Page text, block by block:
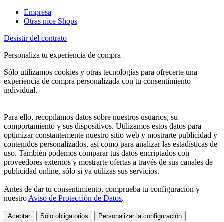
Empresa
Otras nice Shops
Desistir del contrato
Personaliza tu experiencia de compra
Sólo utilizamos cookies y otras tecnologías para ofrecerte una
experiencia de compra personalizada con tu consentimiento
individual.
Para ello, recopilamos datos sobre nuestros usuarios, su
comportamiento y sus dispositivos. Utilizamos estos datos para
optimizar constantemente nuestro sitio web y mostrarte publicidad y
contenidos personalizados, así como para analizar las estadísticas de
uso. También podemos comparar tus datos encriptados con
proveedores externos y mostrarte ofertas a través de sus canales de
publicidad online, sólo si ya utilizas sus servicios.
Antes de dar tu consentimiento, comprueba tu configuración y
nuestro Aviso de Protección de Datos.
Aceptar Sólo obligatorios Personalizar la configuración